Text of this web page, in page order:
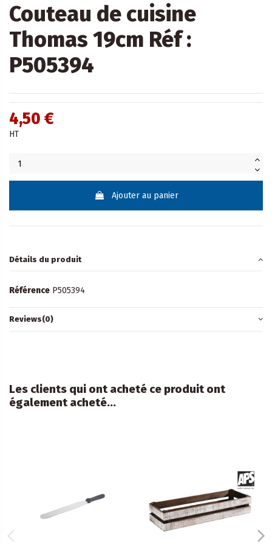
Couteau de cuisine
Thomas 19cm Réf :
P505394
4,50 €
HT
Ajouter au panier
Détails du produit
Référence P505394
Reviews(0)
Les clients qui ont acheté ce produit ont
également acheté...